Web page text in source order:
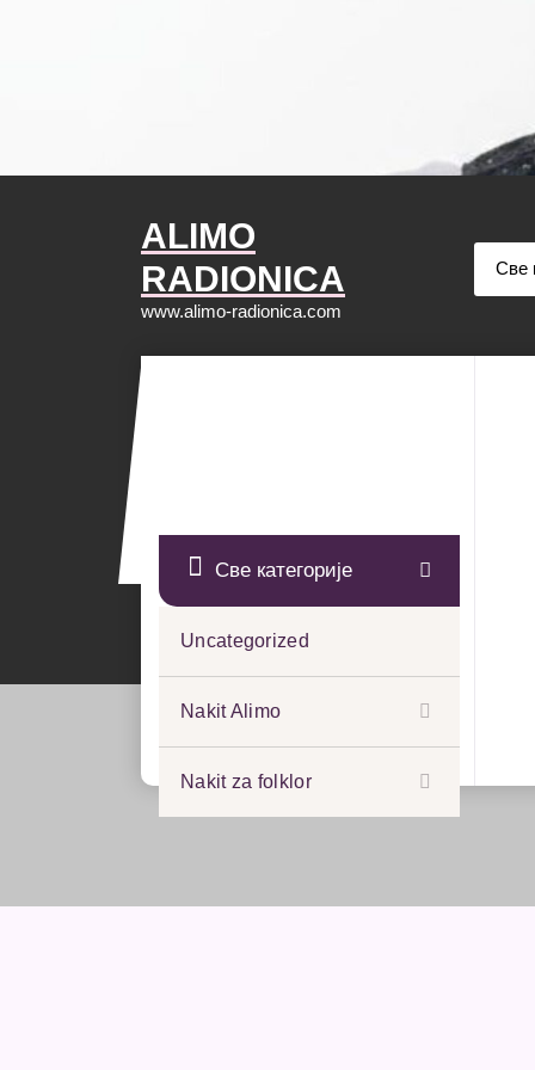
ALIMO
RADIONICA
www.alimo-radionica.com
Све категорије
Uncategorized
Nakit Alimo
Nakit za folklor